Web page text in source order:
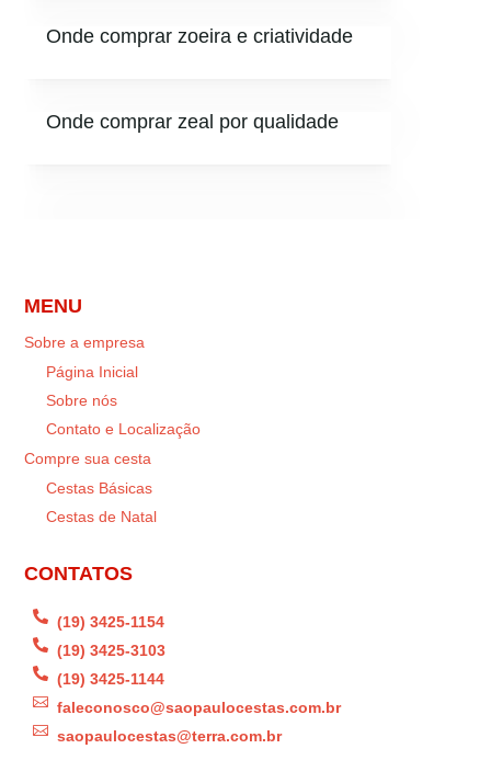
Onde comprar zoeira e criatividade
Onde comprar zeal por qualidade
MENU
Sobre a empresa
Página Inicial
Sobre nós
Contato e Localização
Compre sua cesta
Cestas Básicas
Cestas de Natal
CONTATOS
 (19) 3425-1154
 (19) 3425-3103
 (19) 3425-1144
 faleconosco@saopaulocestas.com.br
 saopaulocestas@terra.com.br